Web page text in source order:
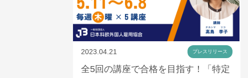
2023.04.21 プレスリリース
全5回の講座で合格を目指す！「特定